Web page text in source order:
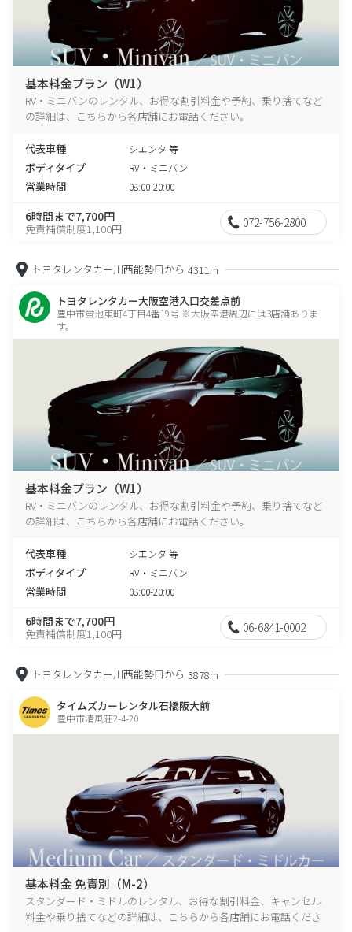
基本料金プラン（W1）
RV・ミニバンのレンタル、お得な割引料金や予約、乗り捨てなど
の詳細は、こちらから各店舗にお電話ください。
代表車種 シエンタ 等
ボディタイプ RV・ミニバン
営業時間 08:00-20:00
6時間まで7,700円
免責補償制度1,100円 072-756-2800
トヨタレンタカー川西能勢口から 4311m
トヨタレンタカー大阪空港入口交差点前
豊中市蛍池東町4丁目4番19号 ※大阪空港周辺には3店舗ありま
す。
基本料金プラン（W1）
RV・ミニバンのレンタル、お得な割引料金や予約、乗り捨てなど
の詳細は、こちらから各店舗にお電話ください。
代表車種 シエンタ 等
ボディタイプ RV・ミニバン
営業時間 08:00-20:00
6時間まで7,700円
免責補償制度1,100円 06-6841-0002
トヨタレンタカー川西能勢口から 3878m
タイムズカーレンタル石橋阪大前
豊中市清風荘2-4-20
基本料金 免責別（M-2）
スタンダード・ミドルのレンタル、お得な割引料金、キャンセル
料金や乗り捨てなどの詳細は、こちらから各店舗にお電話くださ